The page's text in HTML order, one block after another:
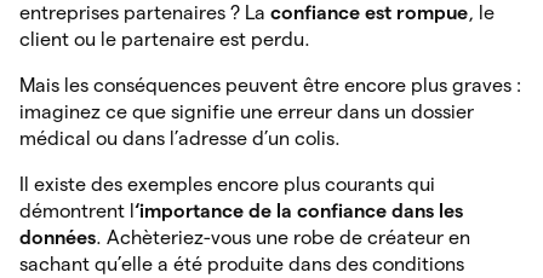
entreprises partenaires ? La confiance est rompue, le
client ou le partenaire est perdu.
Mais les conséquences peuvent être encore plus graves :
imaginez ce que signifie une erreur dans un dossier
médical ou dans l’adresse d’un colis.
Il existe des exemples encore plus courants qui
démontrent l ‘importance de la confiance dans les
données. Achèteriez-vous une robe de créateur en
sachant qu’elle a été produite dans des conditions